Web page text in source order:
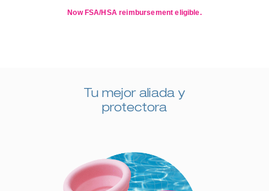
Now FSA/HSA reimbursement eligible.
Tu mejor aliada y
protectora